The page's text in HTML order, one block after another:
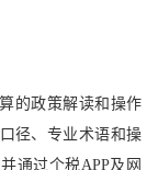
的政策解读和操作
径、专业术语和操
通过个税APP及网